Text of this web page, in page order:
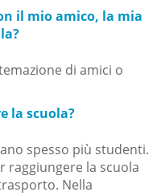
il mio amico, la mia
di amici o
la scuola?
spesso più studenti.
raggiungere la scuola
Nella